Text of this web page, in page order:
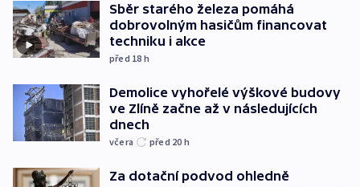
Sběr starého železa pomáhá
dobrovolným hasičům financovat
techniku i akce
před 18 h
Demolice vyhořelé výškové budovy
ve Zlíně začne až v následujících
dnech
včera před 20 h
Za dotační podvod ohledně